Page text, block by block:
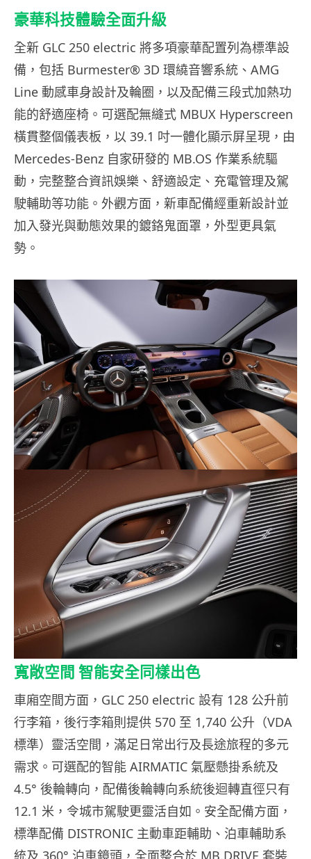
豪華科技體驗全面升級
全新 GLC 250 electric 將多項豪華配置列為標準設
備，包括 Burmester® 3D 環繞音響系統、AMG
Line 動感車身設計及輪圈，以及配備三段式加熱功
能的舒適座椅。可選配無縫式 MBUX Hyperscreen
橫貫整個儀表板，以 39.1 吋一體化顯示屏呈現，由
Mercedes-Benz 自家研發的 MB.OS 作業系統驅
動，完整整合資訊娛樂、舒適設定、充電管理及駕
駛輔助等功能。外觀方面，新車配備經重新設計並
加入發光與動態效果的鍍鉻鬼面罩，外型更具氣
勢。
寬敞空間 智能安全同樣出色
車廂空間方面，GLC 250 electric 設有 128 公升前
行李箱，後行李箱則提供 570 至 1,740 公升（VDA
標準）靈活空間，滿足日常出行及長途旅程的多元
需求。可選配的智能 AIRMATIC 氣壓懸掛系統及
4.5° 後輪轉向，配備後輪轉向系統後迴轉直徑只有
12.1 米，令城市駕駛更靈活自如。安全配備方面，
標準配備 DISTRONIC 主動車距輔助、泊車輔助系
統及 360° 泊車鏡頭，全面整合於 MB.DRIVE 套裝